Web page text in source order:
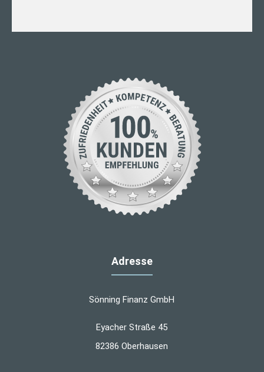
Adresse
Sönning Finanz GmbH
Eyacher Straße 45
82386 Oberhausen